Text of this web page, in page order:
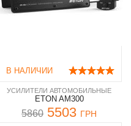
В НАЛИЧИИ
УСИЛИТЕЛИ АВТОМОБИЛЬНЫЕ
ETON AM300
5860 5503 ГРН